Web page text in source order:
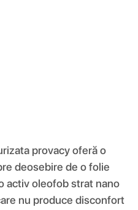
provacy oferă o
deosebire de o folie
activ oleofob strat nano
nu produce disconfort